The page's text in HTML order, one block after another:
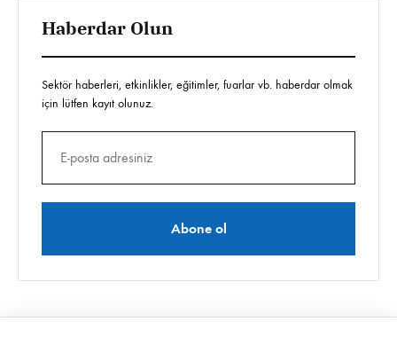
Haberdar Olun
Sektör haberleri, etkinlikler, eğitimler, fuarlar vb. haberdar olmak
için lütfen kayıt olunuz.